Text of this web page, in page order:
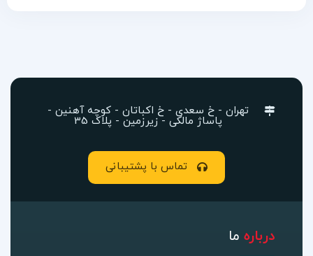
تهران - خ سعدی - خ اکباتان - کوچه آهنین -
پاساژ مالکی - زیرزمین - پلاک 35
تماس با پشتیبانی
درباره ما